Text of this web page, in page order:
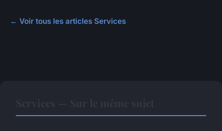
← Voir tous les articles Services